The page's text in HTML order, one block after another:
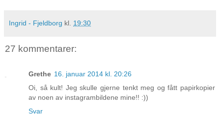
Ingrid - Fjeldborg kl. 19:30
27 kommentarer:
Grethe 16. januar 2014 kl. 20:26
Oi, så kult! Jeg skulle gjerne tenkt meg og fått papirkopier
av noen av instagrambildene mine!! :))
Svar